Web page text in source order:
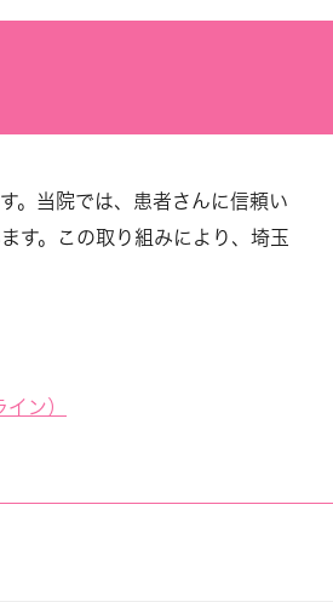
。当院では、患者さんに信頼い
す。この取り組みにより、埼玉
ン）